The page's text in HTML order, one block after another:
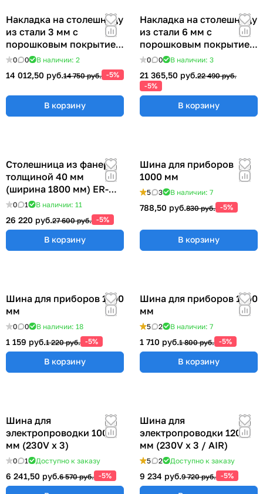
Накладка на столешницу
из стали 3 мм с
порошковым покрытием
(ширина 1800 мм) ER-
0 0 В наличии: 2
14 012,50 руб.14 750 руб. -5%
В корзину
Накладка на столешницу
из стали 6 мм с
порошковым покрытием
(ширина 1800 мм) ER-
0 0 В наличии: 3
21 365,50 руб.22 490 руб.
-5%
В корзину
Столешница из фанеры
толщиной 40 мм
(ширина 1800 мм) ER-
00018990
0 1 В наличии: 11
26 220 руб.27 600 руб. -5%
В корзину
Шина для приборов
1000 мм
5 3 В наличии: 7
788,50 руб.830 руб. -5%
В корзину
Шина для приборов 1200
мм
0 0 В наличии: 18
1 159 руб.1 220 руб. -5%
В корзину
Шина для приборов 1500
мм
5 2 В наличии: 7
1 710 руб.1 800 руб. -5%
В корзину
Шина для
электропроводки 1000
мм (230V x 3)
0 1 Доступно к заказу
6 241,50 руб.6 570 руб. -5%
Шина для
электропроводки 1200
мм (230V x 3 / AIR)
5 2 Доступно к заказу
9 234 руб.9 720 руб. -5%